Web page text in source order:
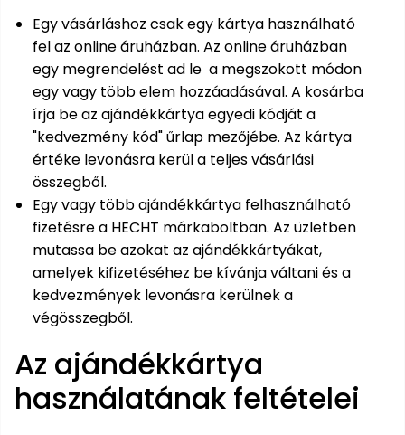
Szállítókocsi
tartozékok
Szórókocsi,
kézi szóró
Öntözéstechnika
Szivattyú
Magasnyomású
mosó
Seprőgép
Porszívók
Úttakarító
gépek
légkondícionálók
Egy vásárláshoz csak egy kártya használható
fel az online áruházban. Az online áruházban
egy megrendelést ad le a megszokott módon
egy vagy több elem hozzáadásával. A kosárba
írja be az ajándékkártya egyedi kódját a
"kedvezmény kód" űrlap mezőjébe. Az kártya
értéke levonásra kerül a teljes vásárlási
összegből.
Egy vagy több ajándékkártya felhasználható
fizetésre a HECHT márkaboltban. Az üzletben
mutassa be azokat az ajándékkártyákat,
amelyek kifizetéséhez be kívánja váltani és a
kedvezmények levonásra kerülnek a
végösszegből.
Az ajándékkártya
használatának feltételei